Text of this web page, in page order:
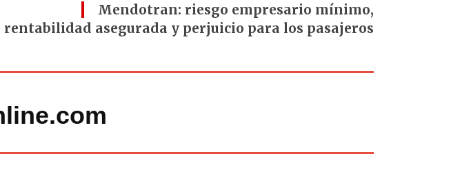
Mendotran: riesgo empresario mínimo,
rentabilidad asegurada y perjuicio para los pasajeros